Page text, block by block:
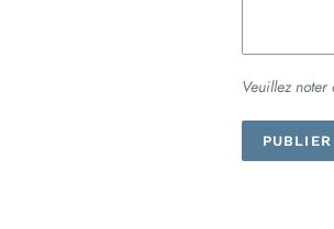
Veuillez